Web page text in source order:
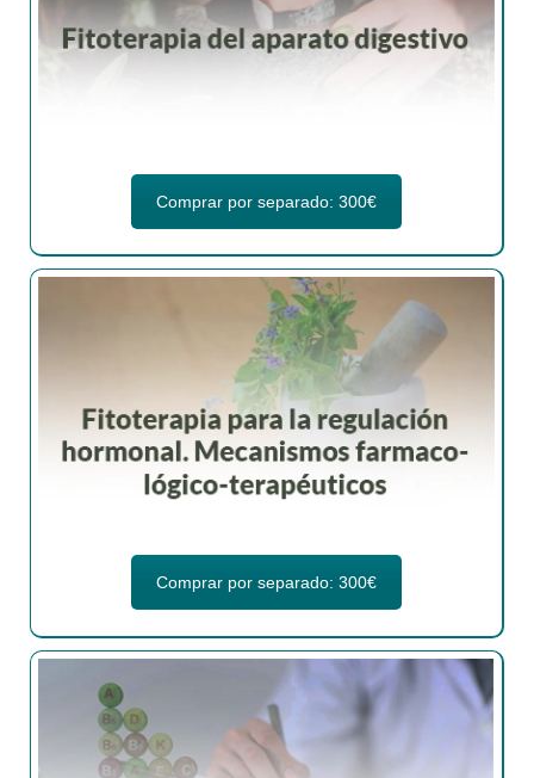
Comprar por separado: 300€
Comprar por separado: 300€